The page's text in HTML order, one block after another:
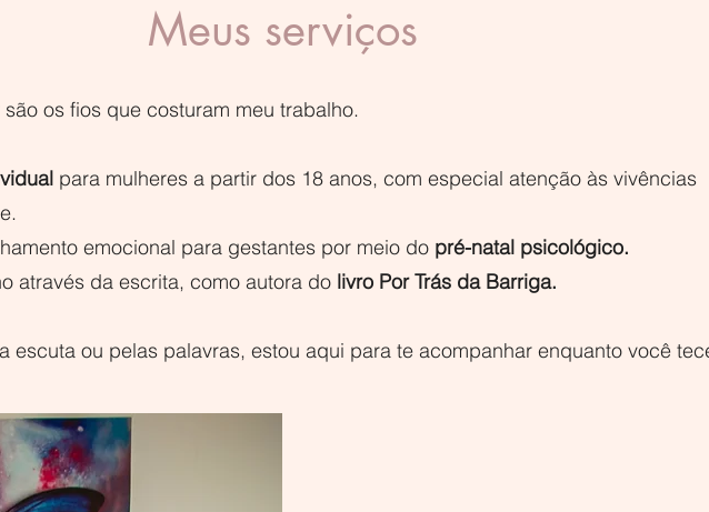
Meus serviços
os fios que costuram meu trabalho.
para mulheres a partir dos 18 anos, com especial atenção às vivências
emocional para gestantes por meio do pré-natal psicológico.
através da escrita, como autora do livro Por Trás da Barriga.
escuta ou pelas palavras, estou aqui para te acompanhar enquanto você